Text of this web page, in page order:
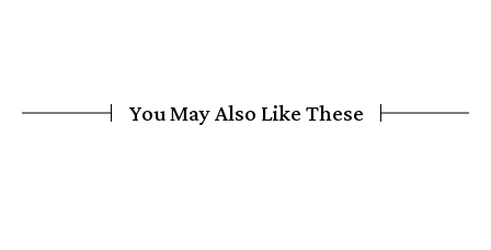
You May Also Like These